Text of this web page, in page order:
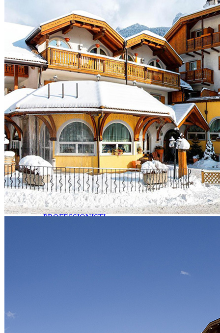
Letti e Materassi
Idraulica
Shopping
Abbigliamento
Gioiellerie
Outlet
Negozi Per Bambini
Bomboniere
Consulente Immagine
Regalistica
Abiti da Sposa
Attrezzature Sportive
Depuratori Acqua
Bricolage
Casa e Bagno
Tecnologia e Accessori
Orologi
Piante e Fiori
Animali
Servizi
PROFESSIONISTI